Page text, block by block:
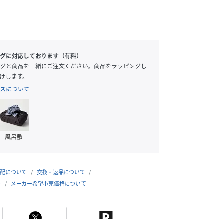
に対応しております（有料）
と商品を一緒にご注文ください。商品をラッピングし
します。
について
風呂敷
について
交換・返品について
メーカー希望小売価格について